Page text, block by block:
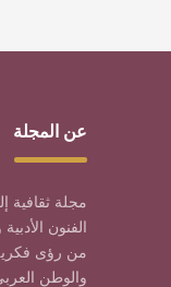
عن المجلة
مجلة ثقافية
الفنون
من رؤى
والوطن